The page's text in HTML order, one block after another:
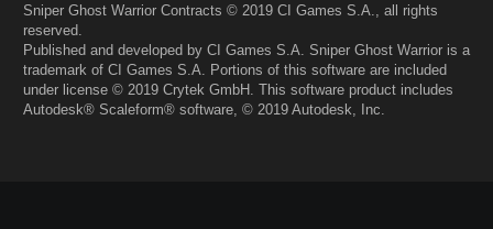
Sniper Ghost Warrior Contracts © 2019 CI Games S.A., all rights
reserved.
Published and developed by CI Games S.A. Sniper Ghost Warrior is a
trademark of CI Games S.A. Portions of this software are included
under license © 2019 Crytek GmbH. This software product includes
Autodesk® Scaleform® software, © 2019 Autodesk, Inc.